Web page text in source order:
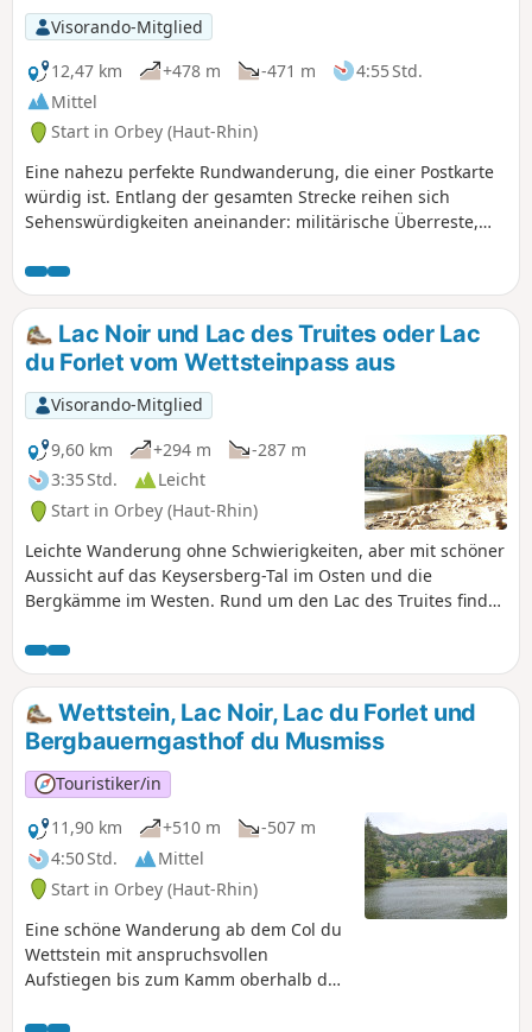
Visorando-Mitglied
12,47 km
+478 m -471 m
4:55 Std.
Mittel
Start in Orbey (Haut-Rhin)
Eine nahezu perfekte Rundwanderung, die einer Postkarte
würdig ist. Entlang der gesamten Strecke reihen sich
Sehenswürdigkeiten aneinander: militärische Überreste,
bemerkenswerten Formen, grandiose Ausblicke und
atemberaubende Landschaften sind garantiert. Zwischen
dem Col du Wettstein, dem Rain des Chênes, dem Dorf
Basses-Huttes, dem kleinen Gebirgspass Collet du Linge,
dem Schratzmaennele und dem Glasborn, auf
Wanderwegen und kleinen Waldwegen, durch
charakteristische Dörfer, vorbei an authentischen
Bergbauerngasthöfen und mit herrlichen Ausblicken auf
die Vogesen-Bergkämme – jeder Kilometer hält neue
Entdeckungen bereit. Eine Rundwanderung, bei der alles
vereint ist: Natur, Geschichte, Kulturerbe, Gastronomie und
außergewöhnliche Landschaften – für ein ebenso
abwechslungsreiches wie unvergessliches Erlebnis.
Lac Noir und Lac des Truites oder Lac
du Forlet vom Wettsteinpass aus
Visorando-Mitglied
9,60 km
+294 m
-287 m
3:35 Std.
Leicht
Start in Orbey (Haut-Rhin)
Leichte Wanderung ohne Schwierigkeiten, aber mit schöner
Aussicht auf das Keysersberg-Tal im Osten und die
Bergkämme im Westen. Rund um den Lac des Truites findet
Auberge du Lac Noir heißt Sie zu einer Pause willkommen,
der Bergbauerngasthof du Forlet ab Ende April.
Verpflegung ist auch im Bergbauerngasthof Mussmiss
möglich, der bei der Ankunft am Wettsteinpass gut
ausgeschildert ist.
Wettstein, Lac Noir, Lac du Forlet und
Bergbauerngasthof du Musmiss
Touristiker/in
11,90 km
+510 m
-507 m
4:50 Std.
Mittel
Start in Orbey (Haut-Rhin)
Eine schöne Wanderung ab dem Col du
Wettstein mit anspruchsvollen
Aufstiegen bis zum Kamm oberhalb des